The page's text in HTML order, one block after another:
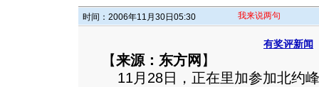
时间：2006年11月30日05:30 我来说两句
有奖评新闻
【来源：东方网 】
11月28日，正在里加参加北约峰